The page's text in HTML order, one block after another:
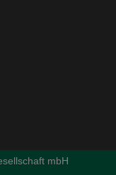
mbH